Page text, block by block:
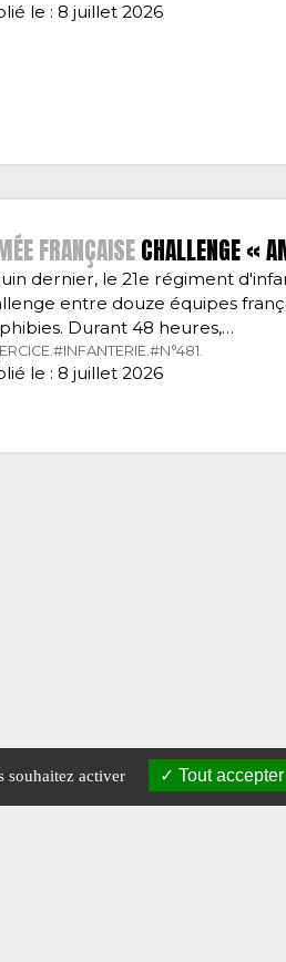
le : 8 juillet 2026
FRANÇAISECHALLENGE «
dernier, le 21e régiment
entre douze équipes
Durant 48 heures,…
#INFANTERIE.#N°481.
le : 8 juillet 2026
souhaitez activer Tout accepter